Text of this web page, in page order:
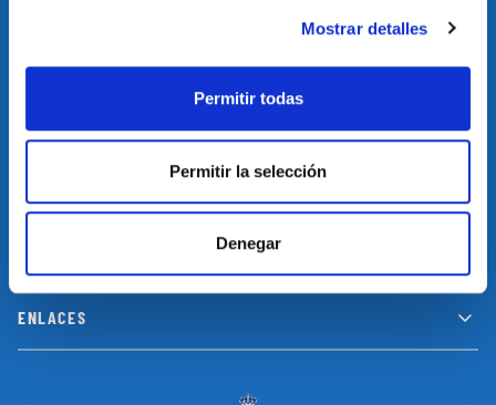
Mostrar detalles
Permitir todas
Permitir la selección
Denegar
ENLACES